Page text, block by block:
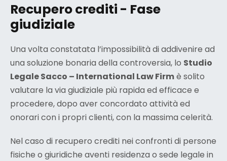
Recupero crediti - Fase
giudiziale
Una volta constatata l’impossibilità di addivenire ad
una soluzione bonaria della controversia, lo Studio
Legale Sacco – International Law Firmè solito
valutare la via giudiziale più rapida ed efficace e
procedere, dopo aver concordato attività ed
onorari con i propri clienti, con la massima celerità.
Nel caso di recupero crediti nei confronti di persone
fisiche o giuridiche aventi residenza o sede legale in